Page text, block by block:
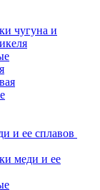
чугуна и
и ее сплавов
меди и ее